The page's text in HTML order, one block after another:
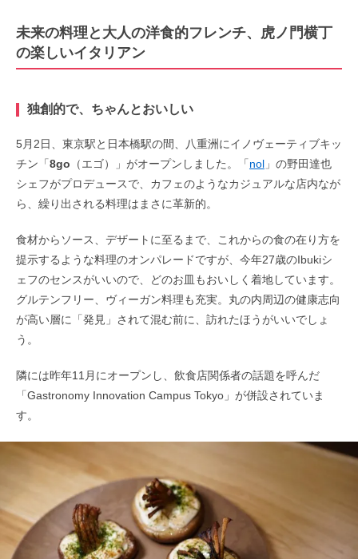
未来の料理と大人の洋食的フレンチ、虎ノ門横丁
の楽しいイタリアン
独創的で、ちゃんとおいしい
5月2日、東京駅と日本橋駅の間、八重洲にイノヴェーティブキッ
チン「8go （エゴ）」がオープンしました。「nol 」の野田達也
シェフがプロデュースで、カフェのようなカジュアルな店内なが
ら、繰り出される料理はまさに革新的。
食材からソース、デザートに至るまで、これからの食の在り方を
提示するような料理のオンパレードですが、今年27歳のIbukiシ
ェフのセンスがいいので、どのお皿もおいしく着地しています。
グルテンフリー、ヴィーガン料理も充実。丸の内周辺の健康志向
が高い層に「発見」されて混む前に、訪れたほうがいいでしょ
う。
隣には昨年11月にオープンし、飲食店関係者の話題を呼んだ
「Gastronomy Innovation Campus Tokyo」が併設されていま
す。